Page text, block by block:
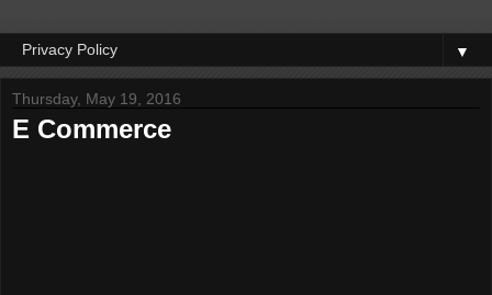
▼
Thursday, May 19, 2016
E Commerce